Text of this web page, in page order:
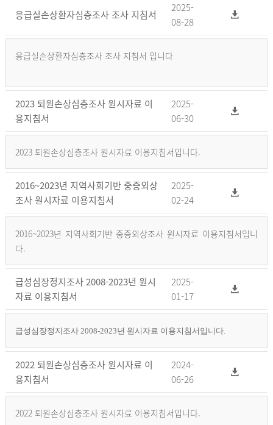
응급실손상환자심층조사 조사 지침서
2025-
08-28
응급실손상환자심층조사 조사 지침서 입니다
2023 퇴원손상심층조사 원시자료 이
용지침서
2025-
06-30
2023 퇴원손상심층조사 원시자료 이용지침서입니다.
2016~2023년 지역사회기반 중증외상
조사 원시자료 이용지침서
2025-
02-24
2016~2023년 지역사회기반 중증외상조사 원시자료 이용지침서입니
다.
급성심장정지조사 2008-2023년 원시
자료 이용지침서
2025-
01-17
급성심장정지조사 2008-2023년 원시자료 이용지침서입니다.
2022 퇴원손상심층조사 원시자료 이
용지침서
2024-
06-26
2022 퇴원손상심층조사 원시자료 이용지침서입니다.